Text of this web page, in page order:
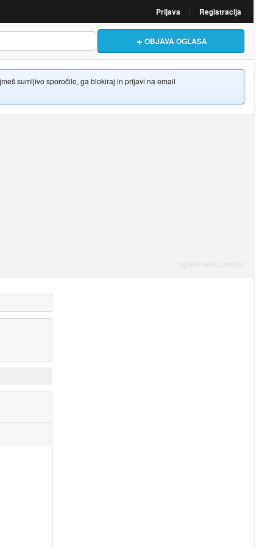
Prijava Registracija
OBJAVA OGLASA
sumljivo sporočilo, ga blokiraj in prijavi na email